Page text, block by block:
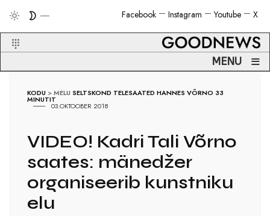
X
Youtube
Instagram
Facebook
MENU ≡
KODU >MELU SELTSKOND TELESAATED HANNES VÕRNO 33
MINUTIT
03.OKTOOBER 2018
VIDEO! Kadri Tali Võrno
saates: mänedžer
organiseerib kunstniku
elu